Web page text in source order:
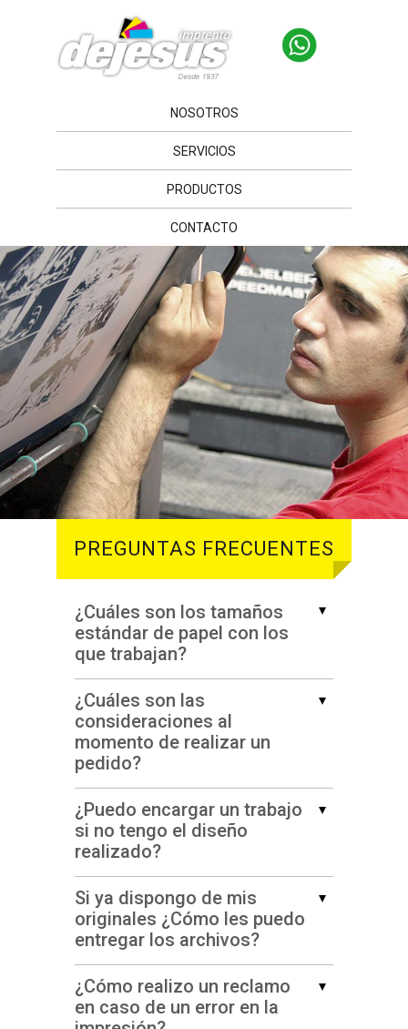
NOSOTROS
SERVICIOS
PRODUCTOS
CONTACTO
PREGUNTAS FRECUENTES
¿Cuáles son los tamaños
estándar de papel con los
que trabajan?
¿Cuáles son las
consideraciones al
momento de realizar un
pedido?
¿Puedo encargar un trabajo
si no tengo el diseño
realizado?
Si ya dispongo de mis
originales ¿Cómo les puedo
entregar los archivos?
¿Cómo realizo un reclamo
en caso de un error en la